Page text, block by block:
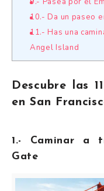
10.- Da un paseo
11.- Has una
Angel Island
Descubre las
en San
1.- Caminar a
Gate